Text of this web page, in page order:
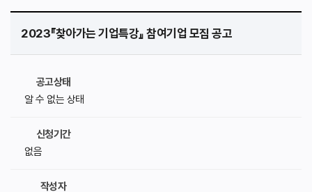
2023『찾아가는 기업특강』 참여기업 모집 공고
공고상태
알 수 없는 상태
신청기간
없음
작성자